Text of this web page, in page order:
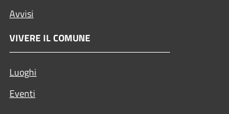
Avvisi
VIVERE IL COMUNE
Luoghi
Eventi